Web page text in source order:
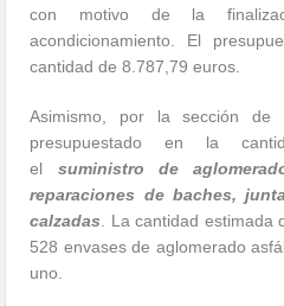
con motivo de la
acondicionamiento. El
cantidad de 8.787,79 euros.
Asimismo, por la sección
presupuestado en la
el suministro de
reparaciones de baches,
calzadas . La cantidad
528 envases de aglomerado
uno.